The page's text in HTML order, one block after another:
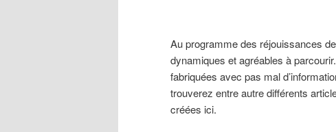
Au programme des réjouissances
dynamiques et agréables à
fabriquées avec pas mal
trouverez entre autre différents
créées ici.